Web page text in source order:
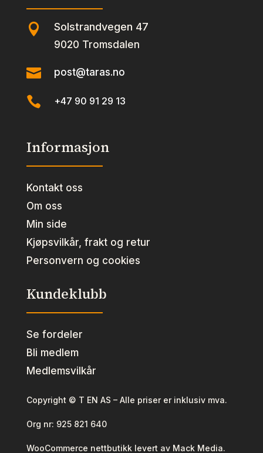
 Solstrandvegen 47
9020 Tromsdalen
 post@taras.no
 +47 90 91 29 13
Informasjon
Kontakt oss
Om oss
Min side
Kjøpsvilkår, frakt og retur
Personvern og cookies
Kundeklubb
Se fordeler
Bli medlem
Medlemsvilkår
Copyright © T EN AS – Alle priser er inklusiv mva.
Org nr: 925 821 640
WooCommerce nettbutikk levert av Mack Media.